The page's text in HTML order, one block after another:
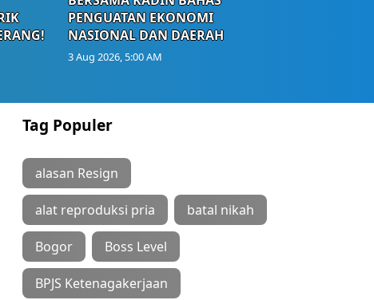
PENGUATAN EKONOMI
NASIONAL DAN DAERAH
3 Aug 2026, 5:00 AM
Tag Populer
alasan Resign
alat reproduksi pria batal nikah
Bogor Boss Level
BPJS Ketenagakerjaan